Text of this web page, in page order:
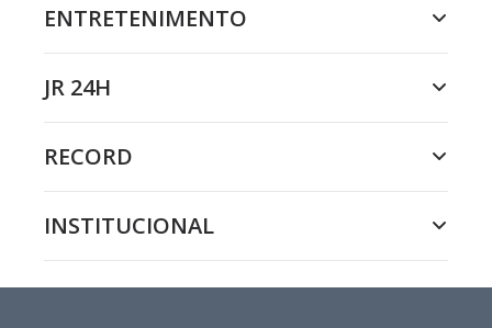
ENTRETENIMENTO
JR 24H
RECORD
INSTITUCIONAL